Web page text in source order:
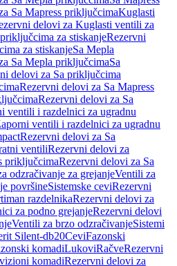
Sa Mapress priključcimaKuglasti
delovi za Kuglasti ventili za
za stiskanjeRezervni
za stiskanjeSa Mepla
Sa Mepla priključcimaSa
delovi za Sa priključcima
Rezervni delovi za Sa Mapress
Rezervni delovi za Sa
ventili i razdelnici za ugradnu
ventili i razdelnici za ugradnu
Rezervni delovi za Sa
ventiliRezervni delovi za
priključcimaRezervni delovi za Sa
odzračivanje za grejanjeVentili za
površineSistemske ceviRezervni
razdelnikaRezervni delovi za
za podno grejanjeRezervni delovi
Ventili za brzo odzračivanjeSistemi
Silent-db20CeviFazonski
komadiLukoviRačveRezervni
komadiRezervni delovi za